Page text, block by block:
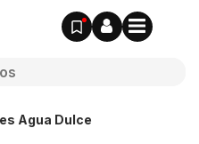
Agua Dulce